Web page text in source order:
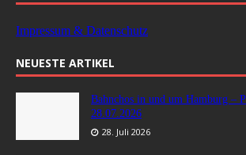
Impressum & Datenschutz
NEUESTE ARTIKEL
Bahnchos in und um Hamburg –
28.07.2026
28. Juli 2026